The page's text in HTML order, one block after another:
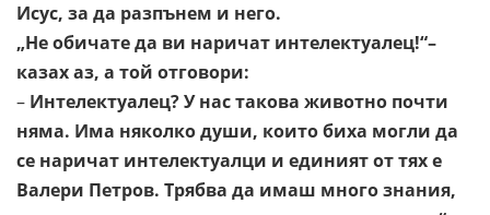
Исус, за да разпънем и него.
„Не обичате да ви наричат интелектуалец!“–
казах аз, а той отговори:
– Интелектуалец? У нас такова животно почти
няма. Има няколко души, които биха могли да
се наричат интелектуалци и единият от тях е
Валери Петров. Трябва да имаш много знания,